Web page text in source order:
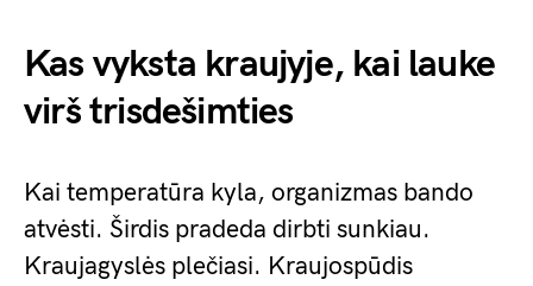
Kas vyksta kraujyje, kai lauke
virš trisdešimties
Kai temperatūra kyla, organizmas bando
atvėsti. Širdis pradeda dirbti sunkiau.
Kraujagyslės plečiasi. Kraujospūdis